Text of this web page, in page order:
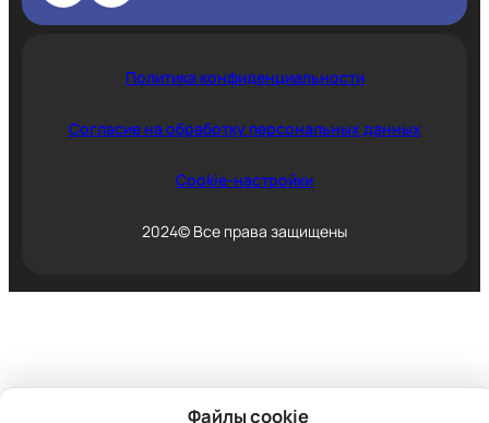
Политика конфиденциальности
Согласие на обработку персональных данных
Cookie-настройки
2024© Все права защищены
Файлы cookie